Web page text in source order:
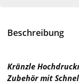
Beschreibung
Kränzle
Zubehör mit